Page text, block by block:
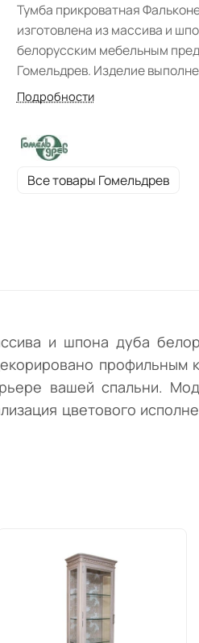
Тумба прикроватная
изготовлена из массива и
белорусским мебельным
Гомельдрев. Изделие
благородном классическом
карнизом,элементами
резьбы и фигурными ножками.
отличной изюминкой в
спальни. Модуль имеет
Подробности
Все товары Гомельдрев
и шпона дуба
профильным
вашей спальни.
цветового